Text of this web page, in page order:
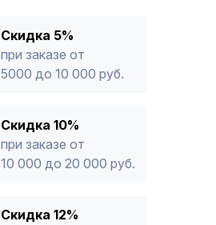
* -Для заказов, состоящих
продукции, максимальная скидка
Скидка 5%
при заказе от
5000 до 10 000 руб.
Скидка 10%
при заказе от
10 000 до 20 000 руб.
Скидка 12%